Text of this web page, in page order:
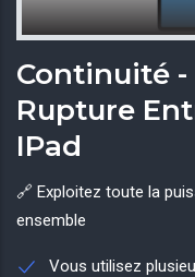
Continuité -
Rupture
IPad
🔗 Exploitez toute la
ensemble
Vous utilisez